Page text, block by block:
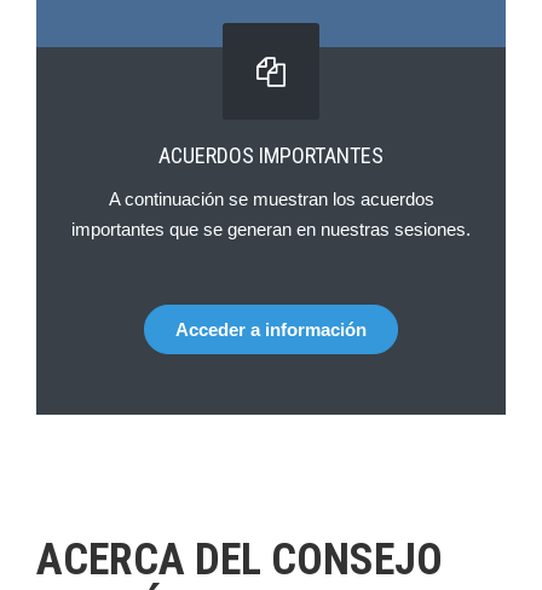
ACUERDOS IMPORTANTES
A continuación se muestran los acuerdos
importantes que se generan en nuestras sesiones.
Acceder a información
ACERCA DEL CONSEJO